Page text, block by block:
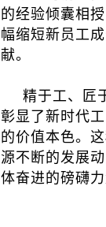
的经验倾囊相
幅缩短新员工
献。
精于工、匠
彰显了新时代
的价值本色。
源不断的发展
体奋进的磅礴力